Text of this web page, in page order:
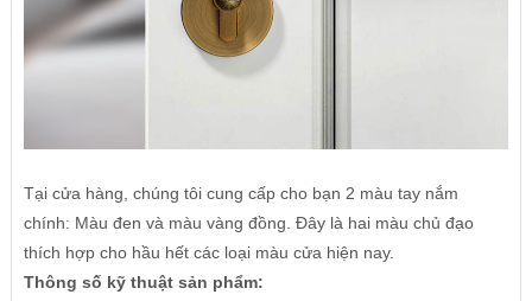
Tại cửa hàng, chúng tôi cung cấp cho bạn 2 màu tay nắm
chính: Màu đen và màu vàng đồng. Đây là hai màu chủ đạo
thích hợp cho hầu hết các loại màu cửa hiện nay.
Thông số kỹ thuật sản phẩm: